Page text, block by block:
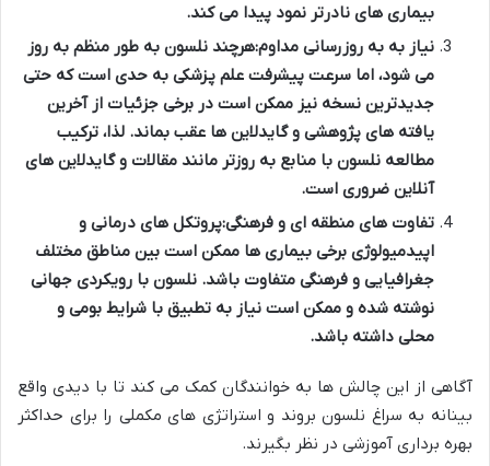
بیماری های نادرتر نمود پیدا می کند.
نیاز به به روزرسانی مداوم:هرچند نلسون به طور منظم به روز
می شود، اما سرعت پیشرفت علم پزشکی به حدی است که حتی
جدیدترین نسخه نیز ممکن است در برخی جزئیات از آخرین
یافته های پژوهشی و گایدلاین ها عقب بماند. لذا، ترکیب
مطالعه نلسون با منابع به روزتر مانند مقالات و گایدلاین های
آنلاین ضروری است.
تفاوت های منطقه ای و فرهنگی:پروتکل های درمانی و
اپیدمیولوژی برخی بیماری ها ممکن است بین مناطق مختلف
جغرافیایی و فرهنگی متفاوت باشد. نلسون با رویکردی جهانی
نوشته شده و ممکن است نیاز به تطبیق با شرایط بومی و
محلی داشته باشد.
آگاهی از این چالش ها به خوانندگان کمک می کند تا با دیدی واقع
بینانه به سراغ نلسون بروند و استراتژی های مکملی را برای حداکثر
بهره برداری آموزشی در نظر بگیرند.